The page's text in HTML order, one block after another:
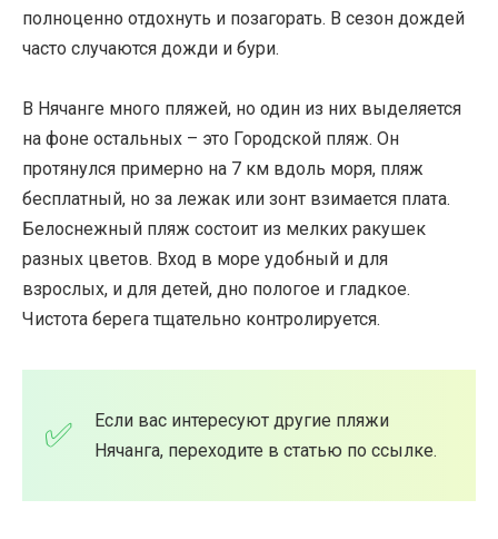
полноценно отдохнуть и позагорать. В сезон дождей
часто случаются дожди и бури.
В Нячанге много пляжей, но один из них выделяется
на фоне остальных – это Городской пляж. Он
протянулся примерно на 7 км вдоль моря, пляж
бесплатный, но за лежак или зонт взимается плата.
Белоснежный пляж состоит из мелких ракушек
разных цветов. Вход в море удобный и для
взрослых, и для детей, дно пологое и гладкое.
Чистота берега тщательно контролируется.
Если вас интересуют другие пляжи
Нячанга, переходите в статью по ссылке.